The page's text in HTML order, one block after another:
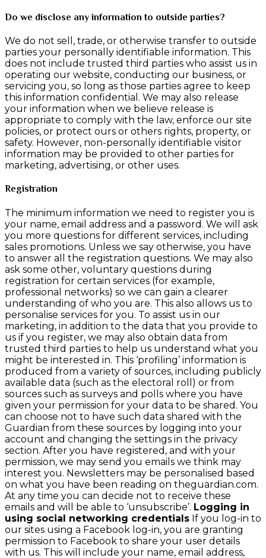
Do we disclose any information to outside parties?
We do not sell, trade, or otherwise transfer to outside
parties your personally identifiable information. This
does not include trusted third parties who assist us in
operating our website, conducting our business, or
servicing you, so long as those parties agree to keep
this information confidential. We may also release
your information when we believe release is
appropriate to comply with the law, enforce our site
policies, or protect ours or others rights, property, or
safety. However, non-personally identifiable visitor
information may be provided to other parties for
marketing, advertising, or other uses.
Registration
The minimum information we need to register you is
your name, email address and a password. We will ask
you more questions for different services, including
sales promotions. Unless we say otherwise, you have
to answer all the registration questions. We may also
ask some other, voluntary questions during
registration for certain services (for example,
professional networks) so we can gain a clearer
understanding of who you are. This also allows us to
personalise services for you. To assist us in our
marketing, in addition to the data that you provide to
us if you register, we may also obtain data from
trusted third parties to help us understand what you
might be interested in. This ‘profiling’ information is
produced from a variety of sources, including publicly
available data (such as the electoral roll) or from
sources such as surveys and polls where you have
given your permission for your data to be shared. You
can choose not to have such data shared with the
Guardian from these sources by logging into your
account and changing the settings in the privacy
section. After you have registered, and with your
permission, we may send you emails we think may
interest you. Newsletters may be personalised based
on what you have been reading on theguardian.com.
At any time you can decide not to receive these
emails and will be able to ‘unsubscribe’. Logging in
using social networking credentials If you log-in to
our sites using a Facebook log-in, you are granting
permission to Facebook to share your user details
with us. This will include your name, email address,